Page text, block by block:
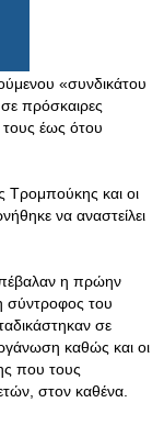
«συνδικάτου
πρόσκαιρες
τους έως ότου
Τρομπούκης και οι
να αναστείλει
η πρώην
σύντροφος του
σε
καθώς και οι
που τους
στον καθένα.